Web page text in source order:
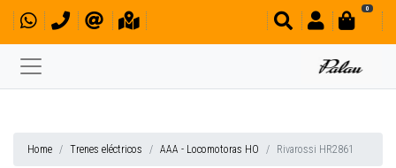
0
Home Trenes eléctricos AAA - Locomotoras HO Rivarossi HR2861